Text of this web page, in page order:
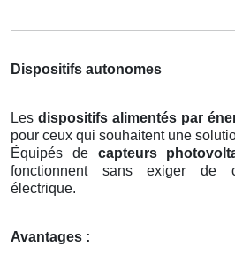
Dispositifs autonomes
Les dispositifs alimentés par
pour ceux qui souhaitent une
Équipés de capteurs
fonctionnent sans exiger de
électrique.
Avantages :